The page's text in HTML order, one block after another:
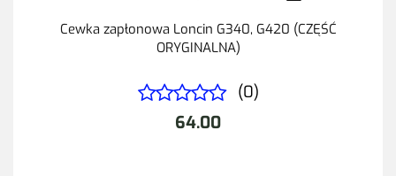
Cewka zapłonowa Loncin G340, G420 (CZĘŚĆ
ORYGINALNA)
(0)
64.00